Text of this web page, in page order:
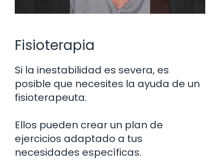
Fisioterapia
Si la inestabilidad es severa, es
posible que necesites la ayuda de un
fisioterapeuta.
Ellos pueden crear un plan de
ejercicios adaptado a tus
necesidades específicas.